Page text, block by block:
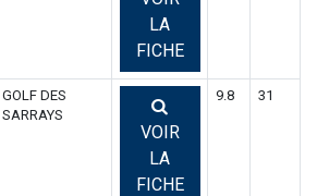
LA
FICHE
GOLF DES
SARRAYS
VOIR
LA
FICHE
9.8 31